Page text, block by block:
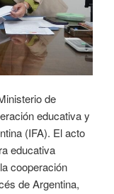
de
educativa y
(IFA). El acto
educativa
cooperación
de Argentina,